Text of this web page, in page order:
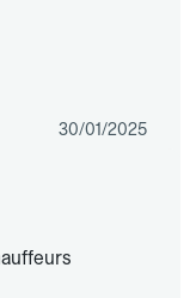
30/01/2025